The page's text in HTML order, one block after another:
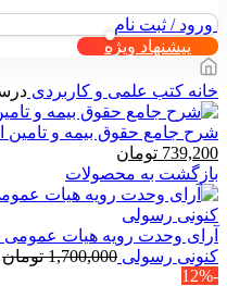
ورود / ثبت نام
پیشنهاد ویژه
خانه کتب علمی و کاربردی
شرح جامع حقوق بیمه و تامین
قیمت
اصلی
840,000 تومان
بود.
739,200 تومان
فعلی
739,200 تومان
بازگشت به محصولات
آرای وحدت رویه هیات
کنونی رسولی 1,700,000 تومان
-12%